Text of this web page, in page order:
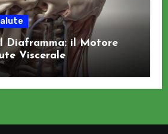
Diaframma: il Motore
Viscerale